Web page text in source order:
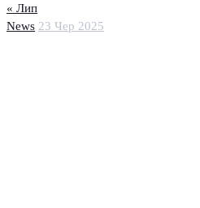
News 23 Чер 2025
« Лип